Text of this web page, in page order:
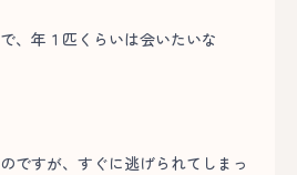
、年１匹くらいは会いたいな
ですが、すぐに逃げられてしまっ